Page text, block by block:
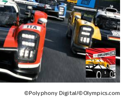
©Polyphony Digital/©Olympics.com